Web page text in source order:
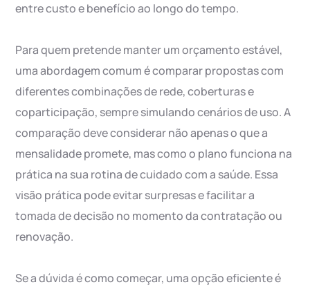
entre custo e benefício ao longo do tempo.
Para quem pretende manter um orçamento estável,
uma abordagem comum é comparar propostas com
diferentes combinações de rede, coberturas e
coparticipação, sempre simulando cenários de uso. A
comparação deve considerar não apenas o que a
mensalidade promete, mas como o plano funciona na
prática na sua rotina de cuidado com a saúde. Essa
visão prática pode evitar surpresas e facilitar a
tomada de decisão no momento da contratação ou
renovação.
Se a dúvida é como começar, uma opção eficiente é